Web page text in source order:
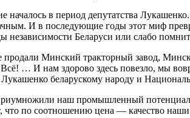
началось в период депутатства
И в последующие годы этот миф
Беларуси или слабо
Минский тракторный завод,
… И нам здорово здесь повезло, мы
беларускому народу и
наш промышленный
что по соотношению цена — качество